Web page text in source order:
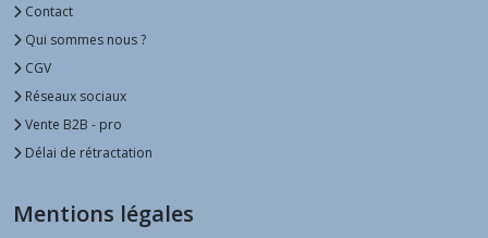
Contact
Qui sommes nous ?
CGV
Réseaux sociaux
Vente B2B - pro
Délai de rétractation
Mentions légales